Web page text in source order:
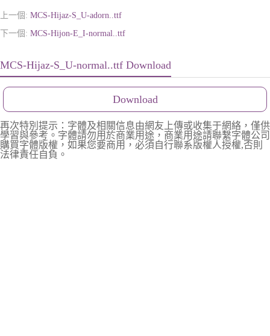
上一個: MCS-Hijaz-S_U-adorn..ttf
下一個: MCS-Hijon-E_I-normal..ttf
MCS-Hijaz-S_U-normal..ttf Download
Download
再次特別提示：字體及相關信息由網友上傳或收集于網絡，僅供
學習與參考。字體請勿用於商業用途，商業用途請聯繫字體公司
購買字體版權，如果您要商用，必須自行聯系版權人授權,否則
法律責任自負。